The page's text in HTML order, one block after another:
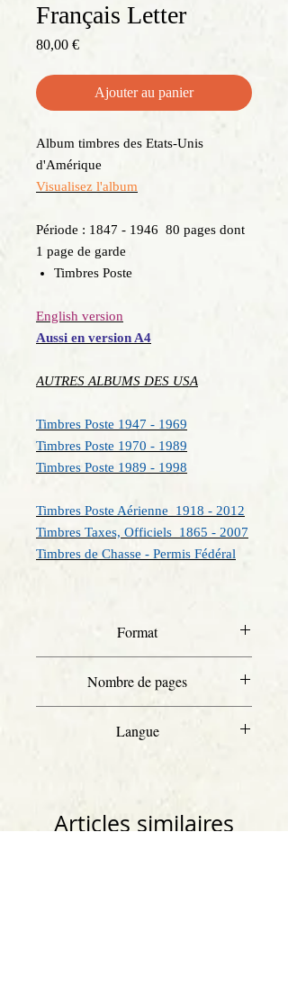
Français Letter
80,00 €Prix
Ajouter au panier
Album timbres des Etats-Unis
d'Amérique
Visualisez l'album
Période : 1847 - 1946 80 pages dont
1 page de garde
Timbres Poste
English version
Aussi en version A4
AUTRES ALBUMS DES USA
Timbres Poste 1947 - 1969
Timbres Poste 1970 - 1989
Timbres Poste 1989 - 1998
Timbres Poste Aérienne 1918 - 2012
Timbres Taxes, Officiels 1865 - 2007
Timbres de Chasse - Permis Fédéral
Format
Nombre de pages
Langue
Articles similaires